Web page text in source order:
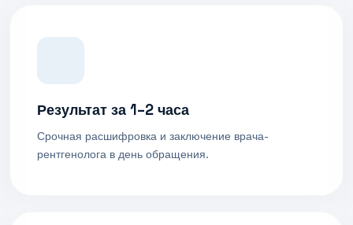
Результат за 1–2 часа
Срочная расшифровка и заключение врача-
рентгенолога в день обращения.